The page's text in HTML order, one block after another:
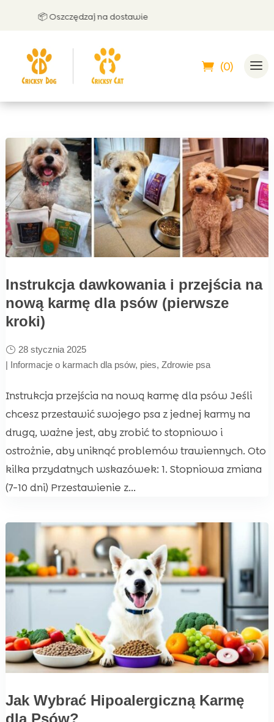
📦 Oszczędzaj na dostawie
(0)
Instrukcja dawkowania i przejścia na
nową karmę dla psów (pierwsze
kroki)
28 stycznia 2025
| Informacje o karmach dla psów, pies, Zdrowie psa
Instrukcja przejścia na nową karmę dla psów Jeśli
chcesz przestawić swojego psa z jednej karmy na
drugą, ważne jest, aby zrobić to stopniowo i
ostrożnie, aby uniknąć problemów trawiennych. Oto
kilka przydatnych wskazówek: 1. Stopniowa zmiana
(7-10 dni) Przestawienie z...
Jak Wybrać Hipoalergiczną Karmę
dla Psów?